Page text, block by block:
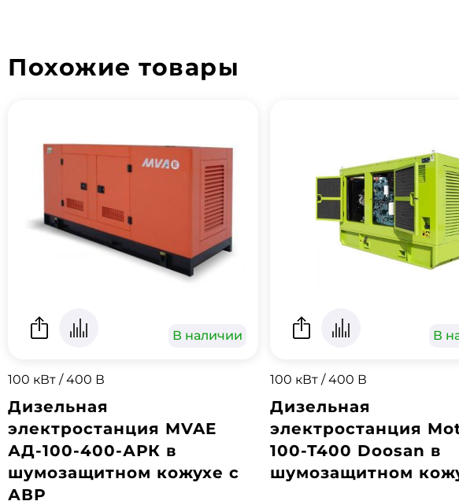
Похожие товары
В наличии
100 кВт / 400 В
Дизельная
электростанция MVAE
АД-100-400-АРК в
шумозащитном кожухе с
АВР
В
100 кВт / 400 В
Дизельная
электростанция
100-Т400 Doosan в
шумозащитном